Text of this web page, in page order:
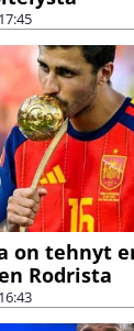
17:45
on tehnyt
Rodrista
16:43